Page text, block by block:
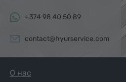
+374 98 40 50 89
contact@hyurservice.com
О нас